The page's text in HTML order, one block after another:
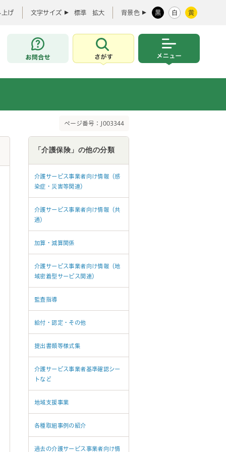
上げ 文字サイズ 標準 拡大 背景色 黒 白 黄
お問合せ
さがす
ページ番号：J003344
「介護保険」の他の分類
介護サービス事業者向け情報（感
染症・災害等関連）
介護サービス事業者向け情報（共
通）
加算・減算関係
介護サービス事業者向け情報（地
域密着型サービス関連）
監査指導
給付・認定・その他
提出書類等様式集
介護サービス事業者基準確認シー
トなど
地域支援事業
各種取組事例の紹介
過去の介護サービス事業者向け情